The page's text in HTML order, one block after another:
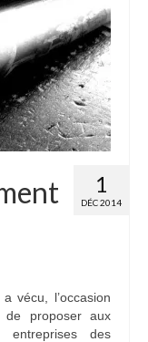
1
DÉC 2014
vécu, l’occasion
de proposer aux
entreprises des